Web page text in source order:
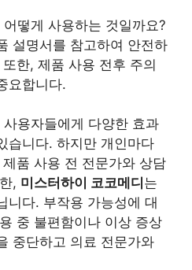
어떻게 사용하는 것일까요?
설명서를 참고하여 안전하
한, 제품 사용 전후 주의
요합니다.
사용자들에게 다양한 효과
습니다. 하지만 개인마다
품 사용 전 전문가와 상담
, 미스터하이 코코메디 는
니다. 부작용 가능성에 대
중 불편함이나 이상 증상
중단하고 의료 전문가와